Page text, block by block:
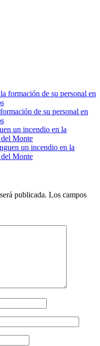
de su personal en
un incendio en la
Monte
publicada. Los campos